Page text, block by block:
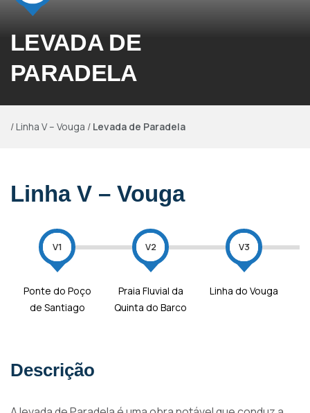
LEVADA DE
PARADELA
/Linha V – Vouga / Levada de Paradela
Linha V – Vouga
V1
Ponte do Poço
de Santiago
V2
Praia Fluvial da
Quinta do Barco
V3
Linha do Vouga
Descrição